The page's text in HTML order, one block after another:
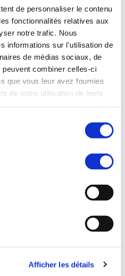
de personnaliser le contenu
fonctionnalités relatives aux
notre trafic. Nous
informations sur l'utilisation de
de médias sociaux, de
combiner celles-ci
que vous leur avez fournies
de votre utilisation de leurs
Afficher les détails
économique, vous
commerciales qui vous
performant. La
en pleine expansion
grandes entreprises
souhaitant lancer une
partir de zéro. Elle
de reprendre
la certitude qu’un
tendances en